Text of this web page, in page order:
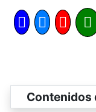
Contenidos